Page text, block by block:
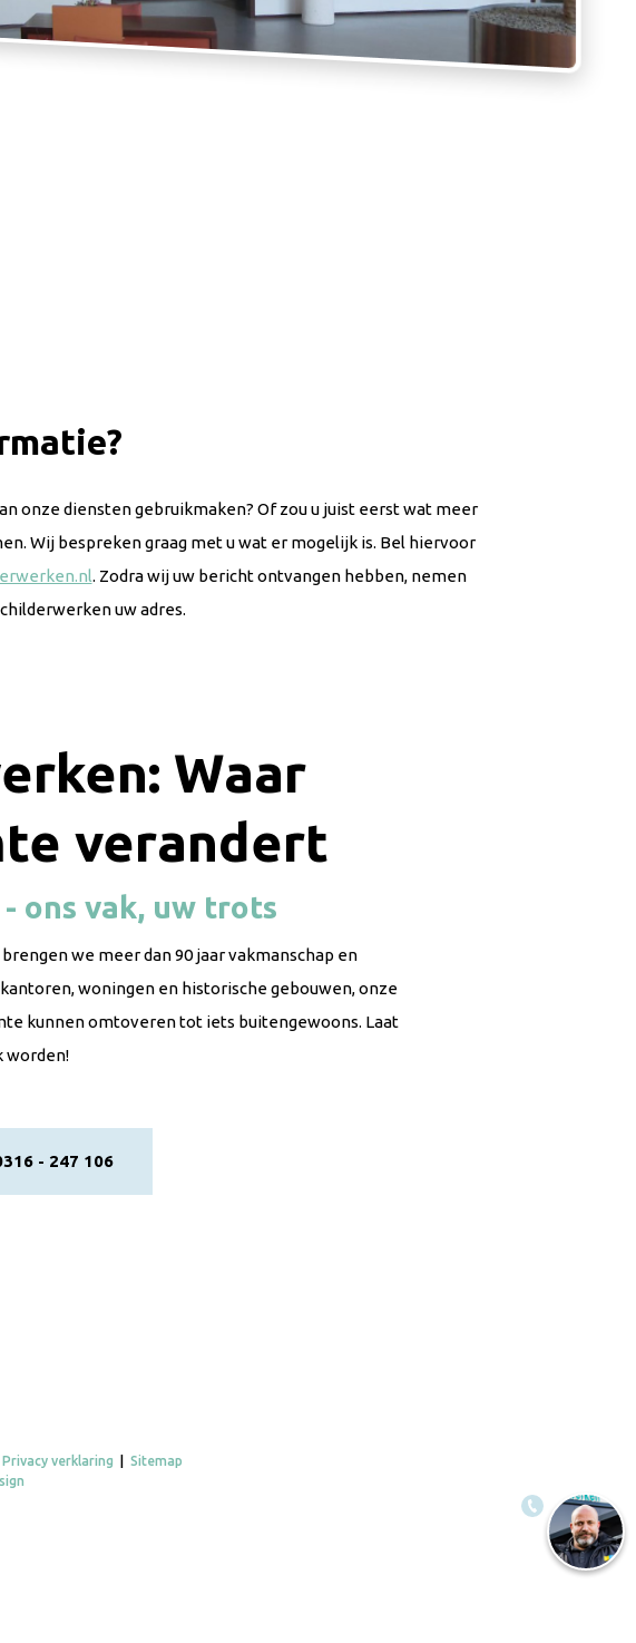
onze diensten gebruikmaken? Of zou u juist eerst wat meer
Wij bespreken graag met u wat er mogelijk is. Bel hiervoor
. Zodra wij uw bericht ontvangen hebben, nemen
uw adres.
Waar
verandert
ons vak, uw trots
we meer dan 90 jaar vakmanschap en
woningen en historische gebouwen, onze
kunnen omtoveren tot iets buitengewoons. Laat
worden!
- 247 106
Privacy verklaring
Sitemap